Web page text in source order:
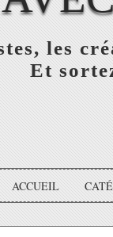
les
Et
ACCUEIL